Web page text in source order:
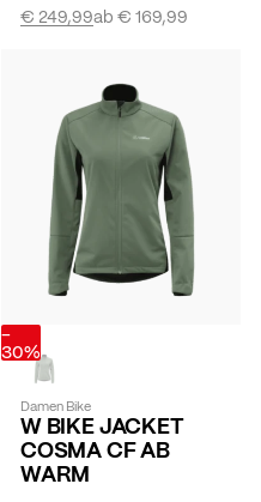
ab€ 169,99
€ 249,99
-
30%
Damen Bike
W BIKE JACKET
COSMA CF AB
WARM